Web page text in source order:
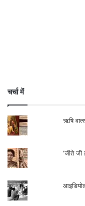
चर्चा में
ऋषि
‘जीते जी